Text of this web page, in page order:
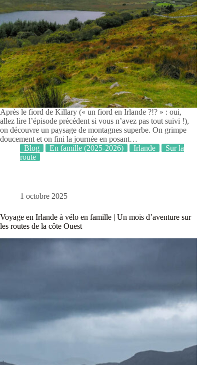
Après le fiord de Killary (« un fiord en Irlande ?!? » : oui,
allez lire l’épisode précédent si vous n’avez pas tout suivi !),
on découvre un paysage de montagnes superbe. On grimpe
doucement et on fini la journée en posant…
Blog
En famille (2025-2026) Irlande
Sur la
route
1 octobre 2025
Voyage en Irlande à vélo en famille | Un mois d’aventure sur
les routes de la côte Ouest